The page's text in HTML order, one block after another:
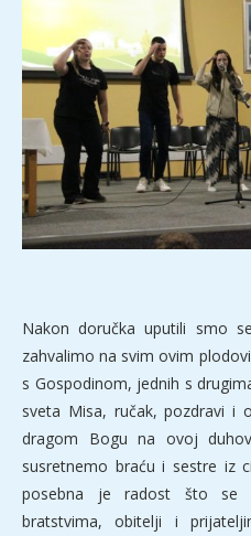
Nakon doručka uputili smo
zahvalimo na svim ovim
s Gospodinom, jednih s
sveta Misa, ručak, pozdravi i
dragom Bogu na ovoj
susretnemo braću i sestre iz
posebna je radost što se
bratstvima, obitelji i